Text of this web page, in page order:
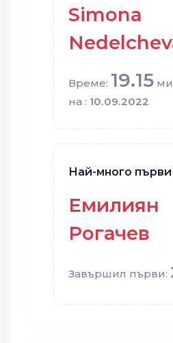
Simona
Време: 19.15
на : 10.09.2022
Най-много
Емилиян
Рогачев
Завършил първи: